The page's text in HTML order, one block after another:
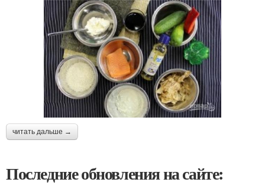
читать дальше →
Последние обновления на сайте: